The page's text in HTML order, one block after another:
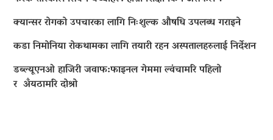
क्यान्सर रोगको उपचारका लागि निःशुल्क औषधि उपलब्ध गराइने
कडा निमोनिया रोकथामका लागि तयारी रहन अस्पतालहरुलाई निर्देशन
डब्ल्यूएनओ हाजिरी जवाफ:फाइनल गेममा ल्वंचामरि पहिलो
र अँयठामरि दोश्रो